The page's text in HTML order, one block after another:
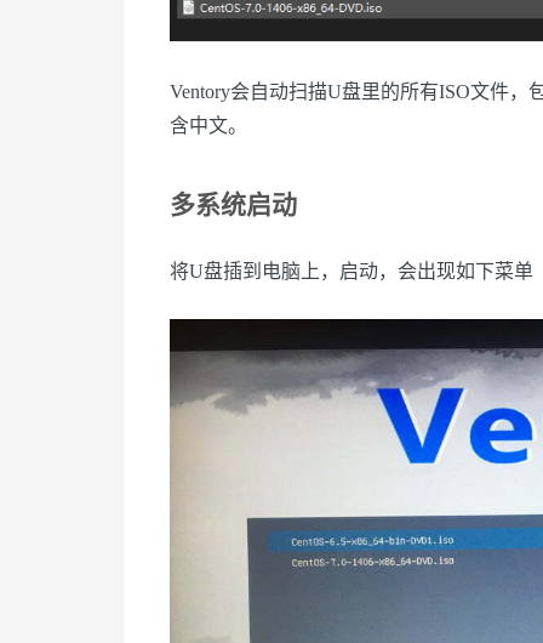
Ventory会自动扫描U盘里的所有ISO文件
含中文。
多系统启动
将U盘插到电脑上，启动，会出现如下菜单